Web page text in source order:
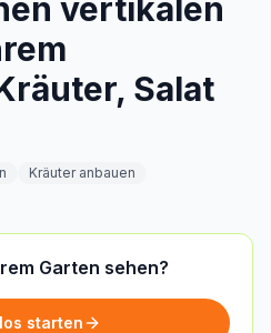
vertikalen
Salat
Kräuter anbauen
Garten sehen?
starten